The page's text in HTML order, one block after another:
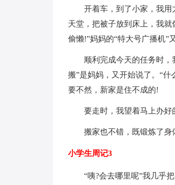
开着车，到了小家，我用力
天堂，把被子放到床上，我
偷懒!”妈妈的“特大号广播机”
顺利完成今天的任务时，我
搬”是妈妈，又开始说了。“什
要不然，新家是住不成的!
要走时，我望着马上办好
搬家也不错，既锻炼了身
小学生周记3
“咦?会去哪里呢”我几乎把